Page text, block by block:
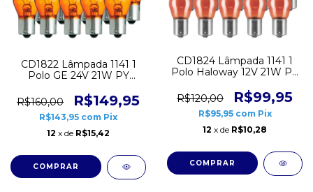
CD1822 Lâmpada 1141 1
Polo GE 24V 21W PY
R$160,00
R$149,95
R$143,95 com Pix
12 x de R$15,42
CD1824 Lâmpada 1141 1
Polo Haloway 12V 21W PY
R$120,00
R$99,95
R$95,95 com Pix
12 x de R$10,28